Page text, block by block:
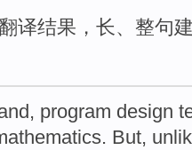
译结果，长、整句
, program design
. But,